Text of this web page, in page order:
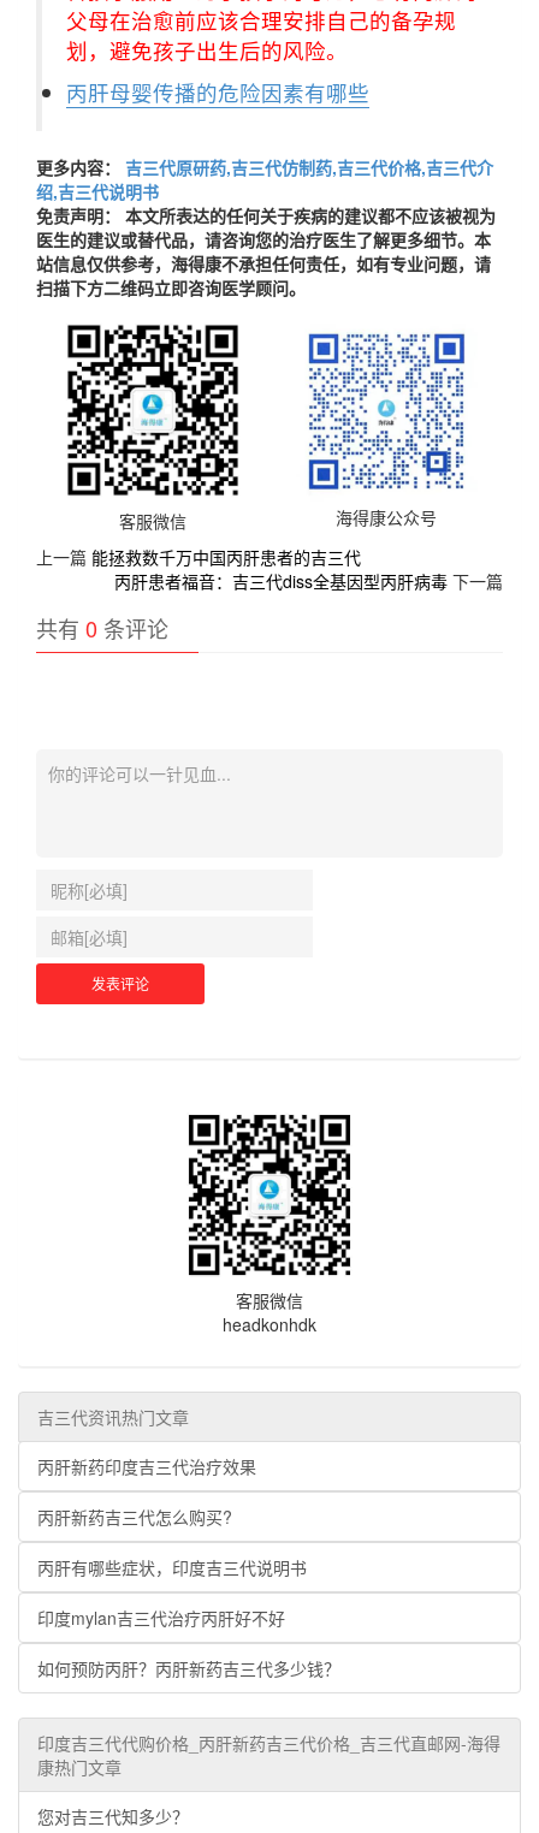
父母在治愈前应该合理安排自己的备孕规
划，避免孩子出生后的风险。
丙肝母婴传播的危险因素有哪些
更多内容：
吉三代原研药,吉三代仿制药,吉三代价格,吉三代介
绍,吉三代说明书
免责声明： 本文所表达的任何关于疾病的建议都不应该被视为
医生的建议或替代品，请咨询您的治疗医生了解更多细节。本
站信息仅供参考，海得康不承担任何责任，如有专业问题，请
扫描下方二维码立即咨询医学顾问。
客服微信
海得康公众号
上一篇 能拯救数千万中国丙肝患者的吉三代
丙肝患者福音：吉三代diss全基因型丙肝病毒 下一篇
共有 0 条评论
客服微信
headkonhdk
吉三代资讯热门文章
丙肝新药印度吉三代治疗效果
丙肝新药吉三代怎么购买?
丙肝有哪些症状，印度吉三代说明书
印度mylan吉三代治疗丙肝好不好
如何预防丙肝？丙肝新药吉三代多少钱？
印度吉三代代购价格_丙肝新药吉三代价格_吉三代直邮网-海得
康热门文章
您对吉三代知多少？